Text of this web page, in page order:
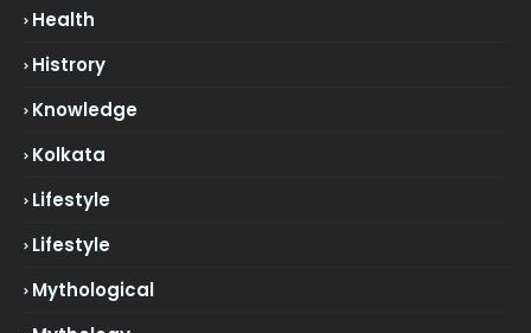
Health
Histrory
Knowledge
Kolkata
Lifestyle
Lifestyle
Mythological